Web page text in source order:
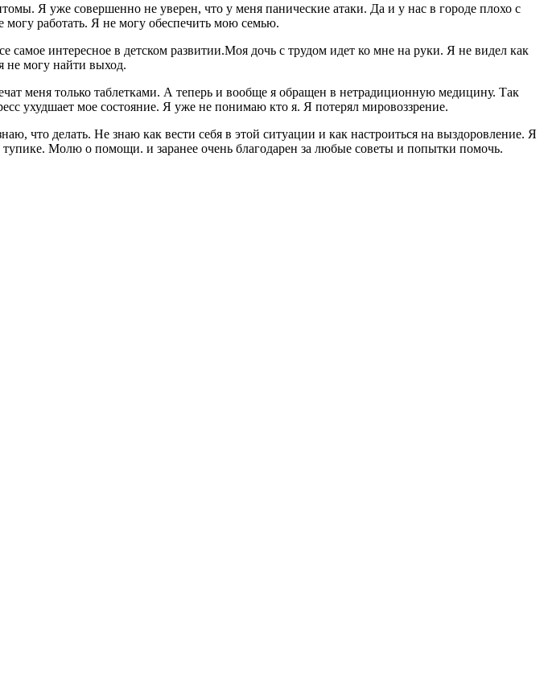
Я уже совершенно не уверен, что у меня панические атаки. Да и у нас в городе плохо с
работать. Я не могу обеспечить мою семью.
самое интересное в детском развитии.Моя дочь с трудом идет ко мне на руки. Я не видел как
не могу найти выход.
меня только таблетками. А теперь и вообще я обращен в нетрадиционную медицину. Так
ухудшает мое состояние. Я уже не понимаю кто я. Я потерял мировоззрение.
что делать. Не знаю как вести себя в этой ситуации и как настроиться на выздоровление. Я
Молю о помощи. и заранее очень благодарен за любые советы и попытки помочь.